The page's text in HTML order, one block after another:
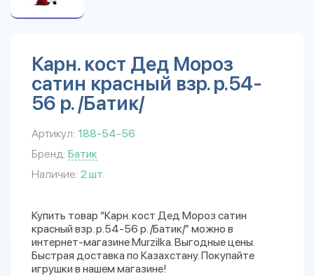
Карн. кост Дед Мороз
сатин красный взр. р.54-
56 р. /Батик/
Артикул: 188-54-56
Бренд: Батик
Наличие: 2 шт.
Купить товар “Карн. кост Дед Мороз сатин
красный взр. р.54-56 р. /Батик/” можно в
интернет-магазине Murzilka. Выгодные цены.
Быстрая доставка по Казахстану. Покупайте
игрушки в нашем магазине!